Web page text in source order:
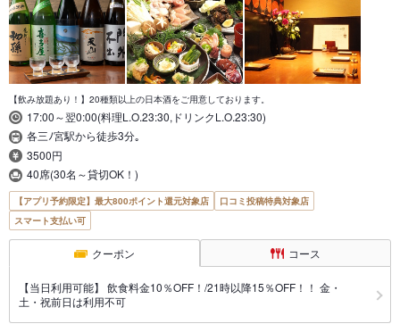
【飲み放題あり！】20種類以上の日本酒をご用意しております。
17:00～翌0:00(料理L.O.23:30,ドリンクL.O.23:30)
各三ﾉ宮駅から徒歩3分｡
3500円
40席(30名～貸切OK！)
【アプリ予約限定】最大800ポイント還元対象店
口コミ投稿特典対象店
スマート支払い可
クーポン コース
【当日利用可能】 飲食料金10％OFF！/21時以降15％OFF！！ 金・
土・祝前日は利用不可